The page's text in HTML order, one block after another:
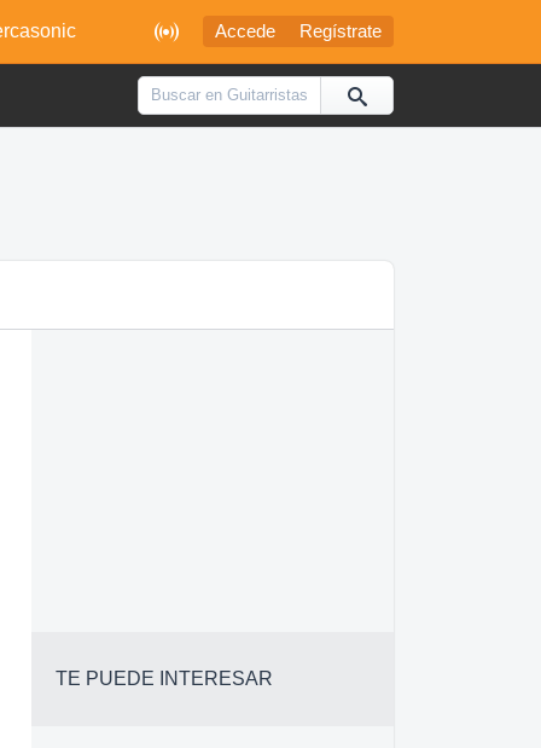
 Accede Regístrate
TE PUEDE INTERESAR